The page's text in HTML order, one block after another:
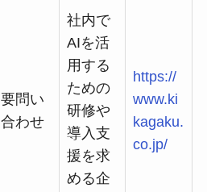
要問い
合わせ
社内で
AIを活
用する
ための
研修や
導入支
援を求
める企
https://
www.ki
kagaku.
co.jp/